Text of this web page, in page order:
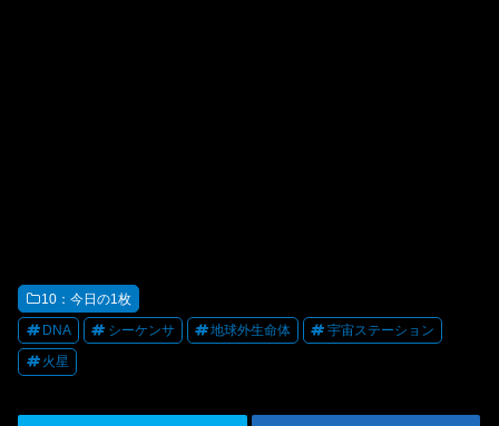
10：今日の1枚
DNA シーケンサ 地球外生命体 宇宙ステーション
火星